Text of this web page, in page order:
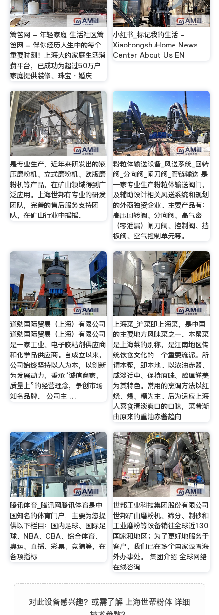
篱笆网 - 年轻家庭 生活社区篱
笆网 - 伴你经历人生中的每个
重要时刻！上海大的家庭生活消
费平台，已成功为超过50万户
家庭提供装修、珠宝・婚庆
小红书_标记我的生活 -
XiaohongshuHome News
Center About Us EN
是专业生产，近年来研发出的液
压磨粉机、立式磨粉机、欧版磨
粉机等产品，在矿山领域得到广
泛应用。上海世邦有专业的研发
团队，完善的售后服务支持团
队，在矿山行业中摇摇。
粉粒体输送设备_风送系统_回转
阀_分向阀_闸刀阀_管链输送 是
一家专业生产粉粒体输送阀门，
及辅助设计相关风送系统和规划
的外商独资企业。主要产品有：
高压回转阀、分向阀、高气密
（零泄漏）闸刀阀、控制阀、挡
板阀、空气控制单元等。
道勉国际贸易（上海）有限公司
道勉国际贸易（上海）有限公司
是一家工业、电子胶粘剂供应商
和化学品供应商。自成立以来，
公司始终坚持以人为本，以创新
为发展动力，秉承“诚信商家，
质量上”的经营理念，争创市场
知名品牌。 公司主 …
上海菜_沪菜即上海菜，是中国
的主要地方风味菜之一。本帮菜
是上海菜的别称，是江南地区传
统饮食文化的一个重要流派。所
谓本帮，即本地。以浓油赤酱、
咸淡适中、保持原味、醇厚鲜美
为其特色。常用的烹调方法以红
烧、煨、糖为主。后为适应上海
人喜食清淡爽口的口味，菜肴渐
由原来的重油赤酱趋向
腾讯体育_腾讯网腾讯体育是中
国知名的体育门户，主要为您提
供以下栏目：国内足球、国际足
球、NBA、CBA、综合体育、
奥运、直播、彩票、竞猜等，在
各项指标
世邦工业科技集团股份有限公司
世邦矿山磨粉机、筛分、制砂和
工业磨粉等设备销往全球近130
国家和地区；为了更好地服务于
客户，我们已在多个国家设置海
外办事处。 集团介绍 全球网络
在线咨询
对此设备感兴趣？或需了解 上海世帮粉体 详细